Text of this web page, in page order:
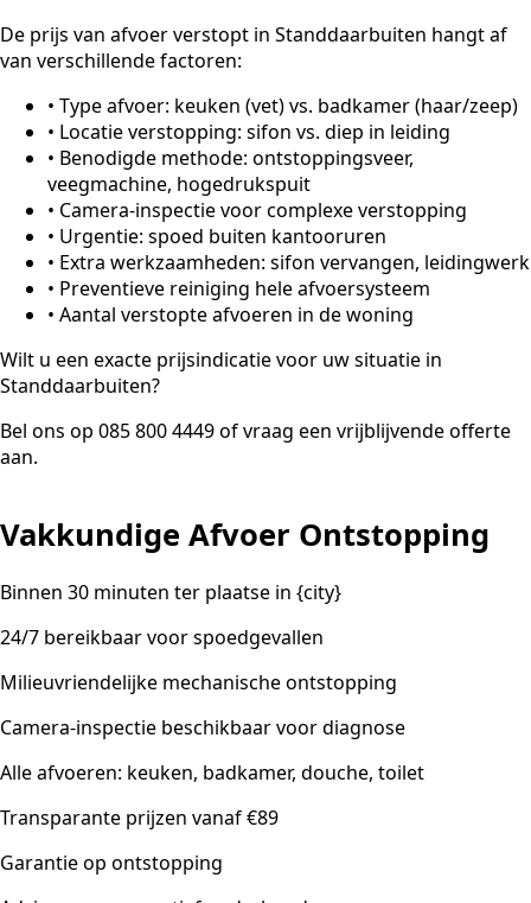
De prijs van afvoer verstopt in Standdaarbuiten hangt af
van verschillende factoren:
• Type afvoer: keuken (vet) vs. badkamer (haar/zeep)
• Locatie verstopping: sifon vs. diep in leiding
• Benodigde methode: ontstoppingsveer,
veegmachine, hogedrukspuit
• Camera-inspectie voor complexe verstopping
• Urgentie: spoed buiten kantooruren
• Extra werkzaamheden: sifon vervangen, leidingwerk
• Preventieve reiniging hele afvoersysteem
• Aantal verstopte afvoeren in de woning
Wilt u een exacte prijsindicatie voor uw situatie in
Standdaarbuiten?
Bel ons op 085 800 4449 of vraag een vrijblijvende offerte
aan.
Vakkundige Afvoer Ontstopping
Binnen 30 minuten ter plaatse in {city}
24/7 bereikbaar voor spoedgevallen
Milieuvriendelijke mechanische ontstopping
Camera-inspectie beschikbaar voor diagnose
Alle afvoeren: keuken, badkamer, douche, toilet
Transparante prijzen vanaf €89
Garantie op ontstopping